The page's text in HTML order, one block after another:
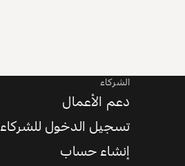
الشركاء
دعم الأعمال
تسجيل الدخول للشركاء
إنشاء حساب